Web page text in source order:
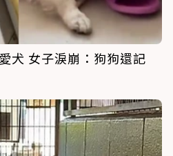
犬 女子淚崩：狗狗還記